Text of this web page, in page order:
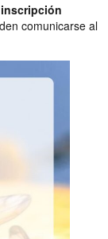
comunicarse al